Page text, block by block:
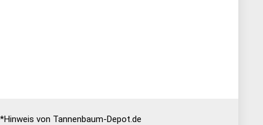
*Hinweis von Tannenbaum-Depot.de